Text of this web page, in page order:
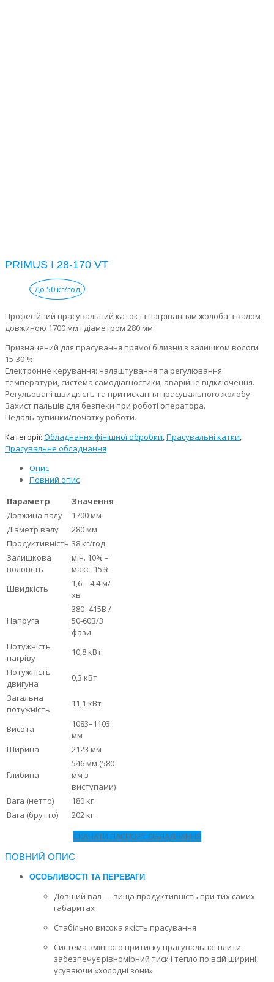
PRIMUS I 28-170 VT
До 50 кг/год
Професійний прасувальний каток із нагріванням жолоба з валом
довжиною 1700 мм і діаметром 280 мм.
Призначений для прасування прямої білизни з залишком вологи
15-30 %.
Електронне керування: налаштування та регулювання
температури, система самодіагностики, аварійне відключення.
Регульовані швидкість та притискання прасувального жолобу.
Захист пальців для безпеки при роботі оператора.
Педаль зупинки/початку роботи.
Категорії: Обладнання фінішної обробки,Прасувальні катки,
Прасувальне обладнання
Опис
Повний опис
Параметр
Значення
Довжина валу
1700 мм
Діаметр валу
280 мм
Продуктивність 38 кг/год
Залишкова
вологість
мін. 10% –
макс. 15%
Швидкість
1,6 – 4,4 м/
хв
Напруга
380–415В /
50-60В/3
фази
Потужність
нагріву
10,8 кВт
Потужність
двигуна
0,3 кВт
Загальна
потужність
11,1 кВт
Висота
1083–1103
мм
Ширина
2123 мм
Глибина
546 мм (580
мм з
виступами)
Вага (нетто)
180 кг
Вага (брутто)
202 кг
СКАЧАТИ ПАСПОРТ ОБЛАДНАННЯ
ПОВНИЙ ОПИС
ОСОБЛИВОСТІ ТА ПЕРЕВАГИ
Довший вал — вища продуктивність при тих самих
габаритах
Стабільно висока якість прасування
Система змінного притиску прасувальної плити
забезпечує рівномірний тиск і тепло по всій ширині,
усуваючи «холодні зони»